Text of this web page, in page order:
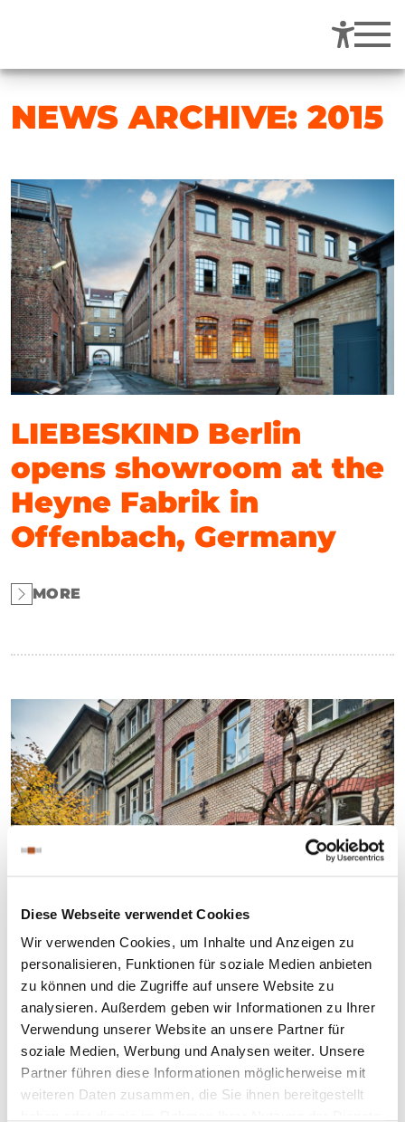
Diese Webseite verwendet Cookies
Wir verwenden Cookies, um Inhalte und Anzeigen zu
personalisieren, Funktionen für soziale Medien anbieten
zu können und die Zugriffe auf unsere Website zu
analysieren. Außerdem geben wir Informationen zu Ihrer
Verwendung unserer Website an unsere Partner für
soziale Medien, Werbung und Analysen weiter. Unsere
Partner führen diese Informationen möglicherweise mit
weiteren Daten zusammen, die Sie ihnen bereitgestellt
NEWS ARCHIVE: 2015
LIEBESKIND Berlin
opens showroom at the
Heyne Fabrik in
Offenbach, Germany
MORE
Müller & Meirer moves
into showroom in the
Heyne Fabrik
MORE